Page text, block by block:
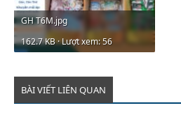
GH T6M.jpg
162.7 KB · Lượt xem: 56
BÀI VIẾT LIÊN QUAN